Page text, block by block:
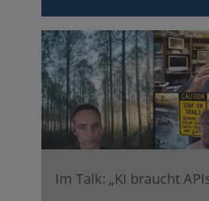
Im Talk: „KI braucht